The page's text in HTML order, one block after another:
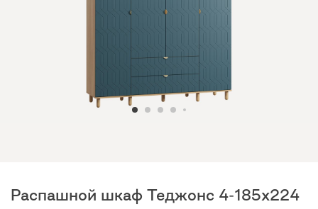
Распашной шкаф Теджонс 4-185x224